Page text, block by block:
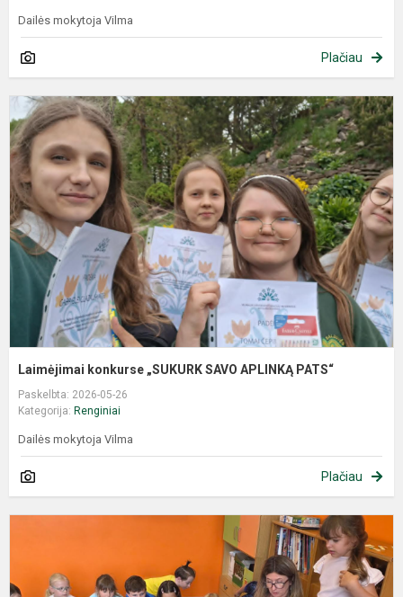
Dailės mokytoja Vilma
Plačiau
Laimėjimai konkurse „SUKURK SAVO APLINKĄ PATS“
Paskelbta: 2026-05-26
Kategorija: Renginiai
Dailės mokytoja Vilma
Plačiau